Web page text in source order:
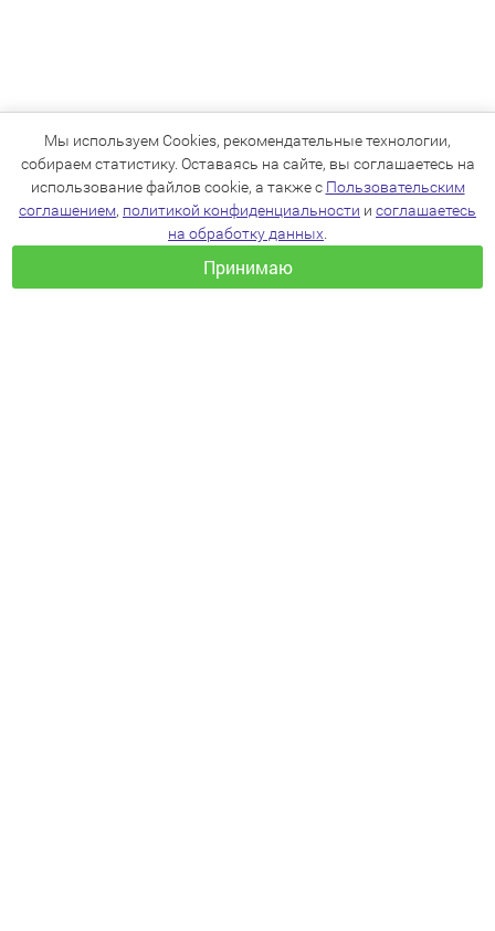
Мы используем Cookies, рекомендательные технологии,
собираем статистику. Оставаясь на сайте, вы соглашаетесь на
использование файлов cookie, а также с Пользовательским
соглашением, политикой конфиденциальности и соглашаетесь
на обработку данных
Принимаю